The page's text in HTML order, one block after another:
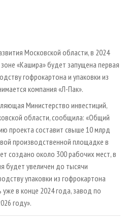
ПЛИТ
Московской области, в 2024
«Кашира» будет запущена первая
гофрокартона и упаковки из
компания «Л-Пак».
Министерство инвестиций,
области, сообщила: «Общий
проекта составит свыше 10 млрд
производственной площадке в
создано около 300 рабочих мест, в
будет увеличен до тысячи
упаковки из гофрокартона
уже в конце 2024 года, завод по
году».